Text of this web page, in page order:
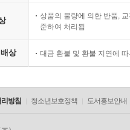
상품의 불량에 의한 반품,
준하여 처리됨
상 대금 환불 및 환불 지연에
방침 청소년보호정책 도서홍보안내